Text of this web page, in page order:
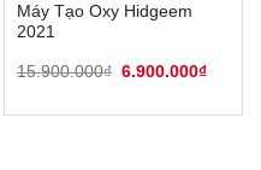
Máy Tạo Oxy Hidgeem
2021
15.900.000₫ Giá
15.900.000₫.
6.900.000₫Giá
là: